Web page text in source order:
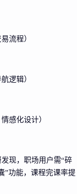
流程）
逻辑）
感化设计）
现，职场用户需“碎
”功能，课程完课率提